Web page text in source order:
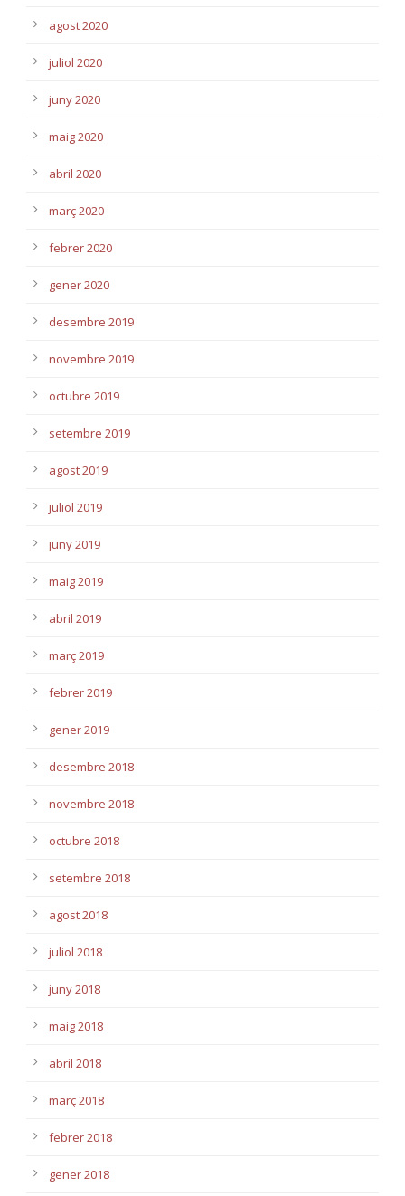
agost 2020
juliol 2020
juny 2020
maig 2020
abril 2020
març 2020
febrer 2020
gener 2020
desembre 2019
novembre 2019
octubre 2019
setembre 2019
agost 2019
juliol 2019
juny 2019
maig 2019
abril 2019
març 2019
febrer 2019
gener 2019
desembre 2018
novembre 2018
octubre 2018
setembre 2018
agost 2018
juliol 2018
juny 2018
maig 2018
abril 2018
març 2018
febrer 2018
gener 2018